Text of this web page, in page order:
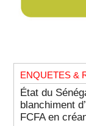
ENQUETES &
État du
blanchiment
FCFA en